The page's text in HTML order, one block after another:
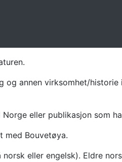
annen virksomhet/
eller publikasjon som
med Bouvetøya.
eller engelsk). Eldre